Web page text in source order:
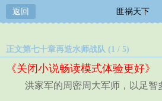
返回 匪祸天下
正文第七十章再造水师战队 (1 / 5)
《关闭小说畅读模式体验更好》
洪家军的周密周大军师，以足智